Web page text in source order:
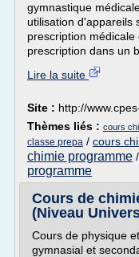
gymnastique
utilisation d'appareils
prescription
prescription dans un
Lire la suite
Site : http://
Thèmes liés : cours
classe prepa / cours
chimie programme /
programme
Cours de
(Niveau
Cours de physique
gymnasial et